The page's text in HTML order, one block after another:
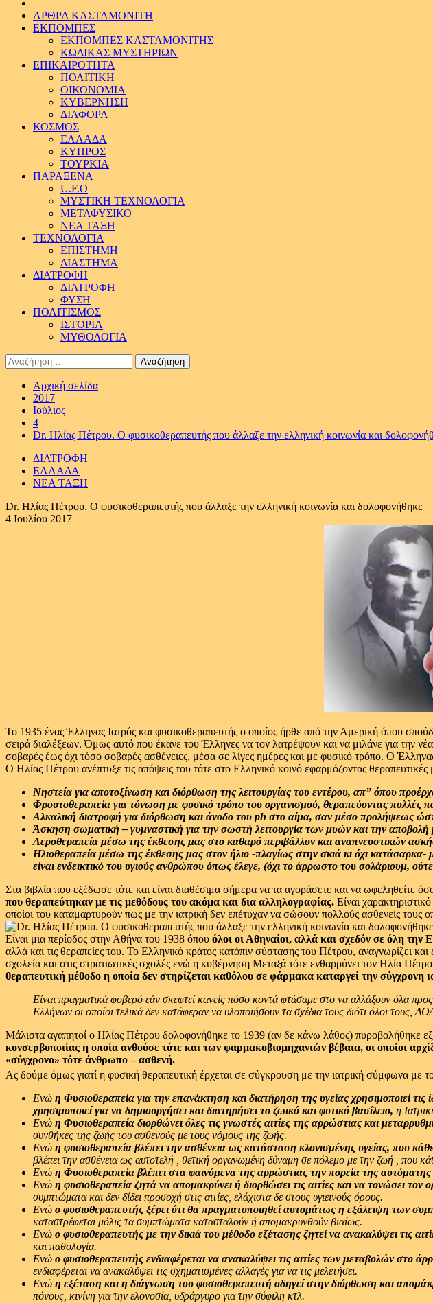
ΑΡΘΡΑ ΚΑΣΤΑΜΟΝΙΤΗ
ΕΚΠΟΜΠΕΣ
ΕΚΠΟΜΠΕΣ ΚΑΣΤΑΜΟΝΙΤΗΣ
ΚΩΔΙΚΑΣ ΜΥΣΤΗΡΙΩΝ
ΕΠΙΚΑΙΡΟΤΗΤΑ
ΠΟΛΙΤΙΚΗ
ΟΙΚΟΝΟΜΙΑ
ΚΥΒΕΡΝΗΣΗ
ΔΙΑΦΟΡΑ
ΚΟΣΜΟΣ
ΕΛΛΑΔΑ
ΚΥΠΡΟΣ
ΤΟΥΡΚΙΑ
ΠΑΡΑΞΕΝΑ
U.F.O
ΜΥΣΤΙΚΗ ΤΕΧΝΟΛΟΓΙΑ
ΜΕΤΑΦΥΣΙΚΟ
ΝΕΑ ΤΑΞΗ
ΤΕΧΝΟΛΟΓΙΑ
ΕΠΙΣΤΗΜΗ
ΔΙΑΣΤΗΜΑ
ΔΙΑΤΡΟΦΗ
ΔΙΑΤΡΟΦΗ
ΦΥΣΗ
ΠΟΛΙΤΙΣΜΟΣ
ΙΣΤΟΡΙΑ
ΜΥΘΟΛΟΓΙΑ
Αναζήτηση
για:
Αρχική σελίδα
2017
Ιούλιος
4
Dr. Ηλίας Πέτρου. Ο φυσικοθεραπευτής που άλλαξε την ελληνική κοινωνία και
ΔΙΑΤΡΟΦΗ
ΕΛΛΑΔΑ
ΝΕΑ ΤΑΞΗ
Dr. Ηλίας Πέτρου. Ο φυσικοθεραπευτής που άλλαξε την ελληνική κοινωνία και δολοφονήθηκε
4 Ιουλίου 2017
Το 1935 ένας Έλληνας Ιατρός και φυσικοθεραπευτής ο οποίος ήρθε από την Αμερική όπου
σειρά διαλέξεων. Όμως αυτό που έκανε του Έλληνες να τον λατρέψουν και να μιλάνε για την
σοβαρές έως όχι τόσο σοβαρές ασθένειες, μέσα σε λίγες ημέρες και με φυσικό τρόπο. Ο
Ο Ηλίας Πέτρου ανέπτυξε τις απόψεις του τότε στο Ελληνικό κοινό εφαρμόζοντας θεραπευτικές
Νηστεία για αποτοξίνωση και διόρθωση της λειτουργίας του εντέρου, απ” όπου
Φρουτοθεραπεία για τόνωση με φυσικό τρόπο του οργανισμού, θεραπεύοντας πολλές
Αλκαλική διατροφή για διόρθωση και άνοδο του ph στο αίμα, σαν μέσο προλήψεως
Άσκηση σωματική – γυμναστική για την σωστή λειτουργία των μυών και την
Αεροθεραπεία μέσω της έκθεσης μας στο καθαρό περιβάλλον και αναπνευστικών
Ηλιοθεραπεία μέσω της έκθεσης μας στον ήλιο -πλαγίως στην σκιά κι όχι
είναι ενδεικτικό του υγιούς ανθρώπου όπως έλεγε, (όχι το άρρωστο του σολάριουμ,
Στα βιβλία που εξέδωσε τότε και είναι διαθέσιμα σήμερα να τα αγοράσετε και να ωφεληθείτε
που θεραπεύτηκαν με τις μεθόδους του ακόμα και δια αλληλογραφίας. Είναι
οποίοι του καταμαρτυρούν πως με την ιατρική δεν επέτυχαν να σώσουν πολλούς ασθενείς τους
Είναι μια περίοδος στην Αθήνα του 1938 όπου όλοι οι Αθηναίοι, αλλά και σχεδόν σε όλη την
αλλά και τις θεραπείες του. Το Ελληνικό κράτος κατόπιν σύστασης του Πέτρου, αναγνωρίζει
σχολεία και στις στρατιωτικές σχολές ενώ η κυβέρνηση Μεταξά τότε ενθαρρύνει τον Ηλία
θεραπευτική μέθοδο η οποία δεν στηρίζεται καθόλου σε φάρμακα καταργεί την
Είναι πραγματικά φοβερό εάν σκεφτεί κανείς πόσο κοντά φτάσαμε στο να αλλάξουν όλα
Ελλήνων οι οποίοι τελικά δεν κατάφεραν να υλοποιήσουν τα σχέδια τους διότι όλοι
Μάλιστα αγαπητοί ο Ηλίας Πέτρου δολοφονήθηκε το 1939 (αν δε κάνω λάθος) πυροβολήθηκε εξ
κονσερβοποιίας η οποία ανθούσε τότε και των φαρμακοβιομηχανιών βέβαια, οι οποίοι
«σύγχρονο» τότε άνθρωπο – ασθενή.
Ας δούμε όμως γιατί η φυσική θεραπευτική έρχεται σε σύγκρουση με την ιατρική
Ενώ η Φυσιοθεραπεία για την επανάκτηση και διατήρηση της υγείας χρησιμοποιεί
χρησιμοποιεί για να δημιουργήσει και διατηρήσει το ζωικό και φυτικό βασίλειο, η
Ενώ η Φυσιοθεραπεία διορθώνει όλες τις γνωστές αιτίες της αρρώστιας και
συνθήκες της ζωής του ασθενούς με τους νόμους της ζωής.
Ενώ η φυσιοθεραπεία βλέπει την ασθένεια ως κατάσταση κλονισμένης υγείας, που
βλέπει την ασθένεια ως αυτοτελή , θετική οργανωμένη δύναμη σε πόλεμο με την ζωή , που
Ενώ η Φυσιοθεραπεία βλέπει στα φαινόμενα της αρρώστιας την πορεία της αυτόματης
Ενώ η φυσιοθεραπεία ζητά να απομακρύνει ή διορθώσει τις αιτίες και να τονώσει τον
συμπτώματα και δεν δίδει προσοχή στις αιτίες, ελάχιστα δε στους υγιεινούς όρους.
Ενώ ο φυσιοθεραπευτής ξέρει ότι θα πραγματοποιηθεί αυτομάτως η εξάλειψη των
καταστρέφεται μόλις τα συμπτώματα κατασταλούν ή απομακρυνθούν βιαίως.
Ενώ ο φυσιοθεραπευτής με την δικιά του μέθοδο εξέτασης ζητεί να ανακαλύψει τις
και παθολογία.
Ενώ ο φυσιοθεραπευτής ενδιαφέρεται να ανακαλύψει τις αιτίες των μεταβολών στο
ενδιαφέρεται να ανακαλύψει τις σχηματισμένες αλλαγές για να τις μελετήσει.
Ενώ η εξέταση και η διάγνωση του φυσιοθεραπευτή οδηγεί στην διόρθωση και
πόνους, κινίνη για την ελονοσία, υδράργυρο για την σύφιλη κτλ.